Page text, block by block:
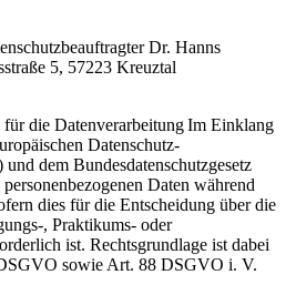
Dr. Hanns
5, 57223 Kreuztal
die Datenverarbeitung Im Einklang
Datenschutz-
dem Bundesdatenschutzgesetz
Daten während
dies für die Entscheidung über die
, Praktikums- oder
ist. Rechtsgrundlage ist dabei
sowie Art. 88 DSGVO i. V.